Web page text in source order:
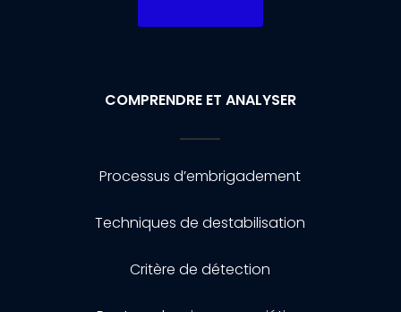
COMPRENDRE ET ANALYSER
Processus d’embrigadement
Techniques de destabilisation
Critère de détection